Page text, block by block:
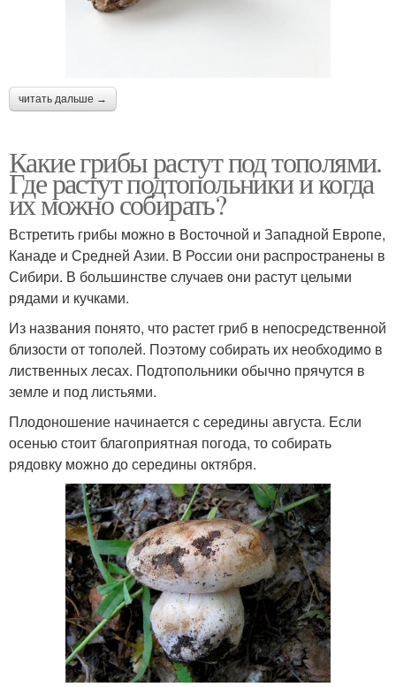
читать дальше →
Какие грибы растут под тополями.
Где растут подтопольники и когда
их можно собирать?
Встретить грибы можно в Восточной и Западной Европе,
Канаде и Средней Азии. В России они распространены в
Сибири. В большинстве случаев они растут целыми
рядами и кучками.
Из названия понято, что растет гриб в непосредственной
близости от тополей. Поэтому собирать их необходимо в
лиственных лесах. Подтопольники обычно прячутся в
земле и под листьями.
Плодоношение начинается с середины августа. Если
осенью стоит благоприятная погода, то собирать
рядовку можно до середины октября.